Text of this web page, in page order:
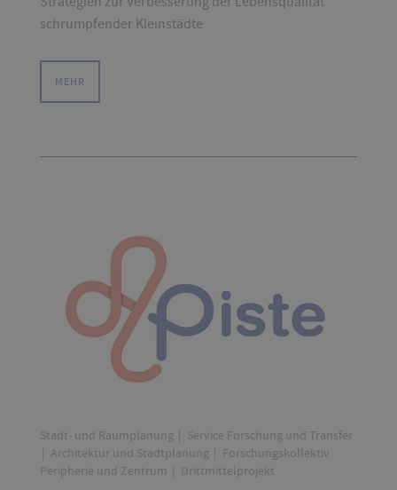
schrumpfender Kleinstädte
MEHR
Stadt- und Raumplanung
Service Forschung und Transfer
Architektur und Stadtplanung
Forschungskollektiv
Peripherie und Zentrum
Drittmittelprojekt